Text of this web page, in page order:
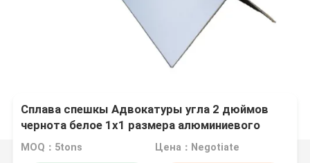
Сплава спешкы Адвокатуры угла 2 дюймов
чернота белое 1x1 размера алюминиевого
квадратного большая
MOQ：5tons Цена：Negotiate